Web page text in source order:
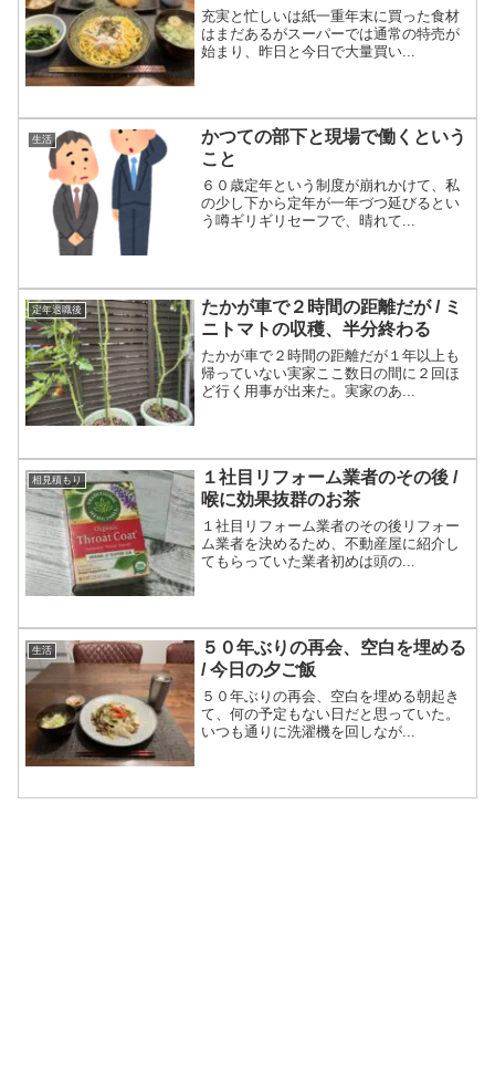
充実と忙しいは紙一重年末に買った食材
はまだあるがスーパーでは通常の特売が
始まり、昨日と今日で大量買い...
生活
かつての部下と現場で働くという
こと
６０歳定年という制度が崩れかけて、私
の少し下から定年が一年づつ延びるとい
う噂ギリギリセーフで、晴れて...
定年退職後
たかが車で２時間の距離だが / ミ
ニトマトの収穫、半分終わる
たかが車で２時間の距離だが１年以上も
帰っていない実家ここ数日の間に２回ほ
ど行く用事が出来た。実家のあ...
相見積もり
１社目リフォーム業者のその後 /
喉に効果抜群のお茶
１社目リフォーム業者のその後リフォー
ム業者を決めるため、不動産屋に紹介し
てもらっていた業者初めは頭の...
生活
５０年ぶりの再会、空白を埋める
/ 今日の夕ご飯
５０年ぶりの再会、空白を埋める朝起き
て、何の予定もない日だと思っていた。
いつも通りに洗濯機を回しなが...